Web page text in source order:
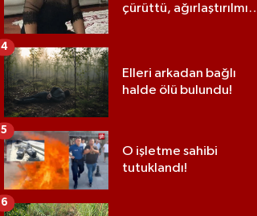
çürüttü, ağırlaştırılmış
Elleri arkadan bağlı
halde ölü bulundu!
4
O işletme sahibi
tutuklandı!
5
6